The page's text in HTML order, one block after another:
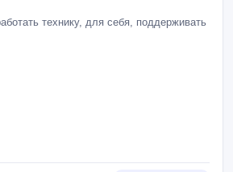
технику, для себя, поддерживать